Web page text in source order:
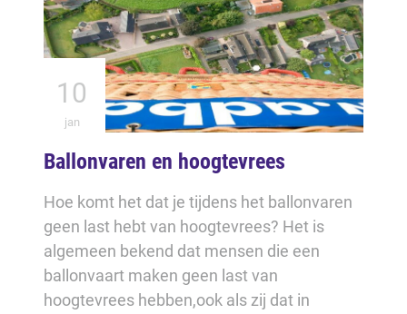
10
jan
Ballonvaren en hoogtevrees
Hoe komt het dat je tijdens het ballonvaren
geen last hebt van hoogtevrees? Het is
algemeen bekend dat mensen die een
ballonvaart maken geen last van
hoogtevrees hebben,ook als zij dat in